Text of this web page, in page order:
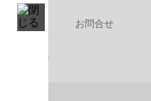
協賛募集 お問合せ